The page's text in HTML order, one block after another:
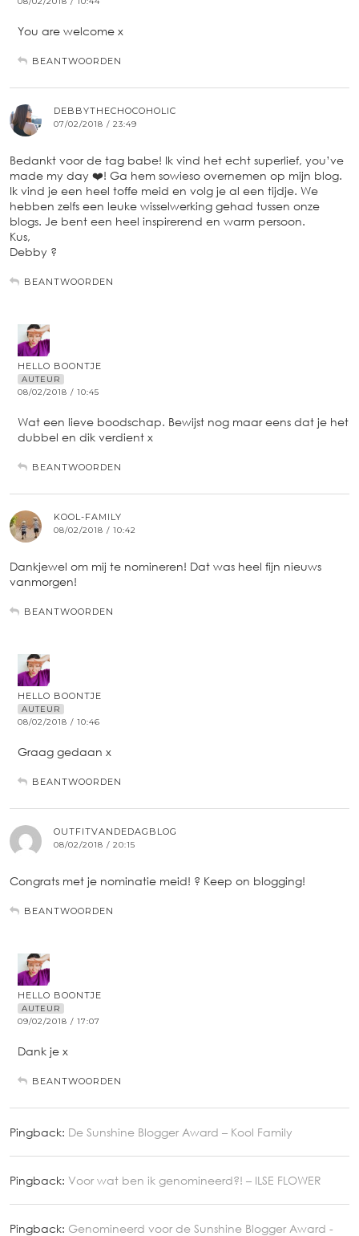
You are welcome x
BEANTWOORDEN
DEBBYTHECHOCOHOLIC
07/02/2018 / 23:49
Bedankt voor de tag babe! Ik vind het echt superlief, you’ve
made my day ❤️! Ga hem sowieso overnemen op mijn blog.
Ik vind je een heel toffe meid en volg je al een tijdje. We
hebben zelfs een leuke wisselwerking gehad tussen onze
blogs. Je bent een heel inspirerend en warm persoon.
Kus,
Debby ?
BEANTWOORDEN
HELLO BOONTJE
AUTEUR
08/02/2018 / 10:45
Wat een lieve boodschap. Bewijst nog maar eens dat je het
dubbel en dik verdient x
BEANTWOORDEN
KOOL-FAMILY
08/02/2018 / 10:42
Dankjewel om mij te nomineren! Dat was heel fijn nieuws
vanmorgen!
BEANTWOORDEN
HELLO BOONTJE
AUTEUR
08/02/2018 / 10:46
Graag gedaan x
BEANTWOORDEN
OUTFITVANDEDAGBLOG
08/02/2018 / 20:15
Congrats met je nominatie meid! ? Keep on blogging!
BEANTWOORDEN
HELLO BOONTJE
AUTEUR
09/02/2018 / 17:07
Dank je x
BEANTWOORDEN
Pingback: De Sunshine Blogger Award – Kool Family
Pingback: Voor wat ben ik genomineerd?! – ILSE FLOWER
Pingback: Genomineerd voor de Sunshine Blogger Award -